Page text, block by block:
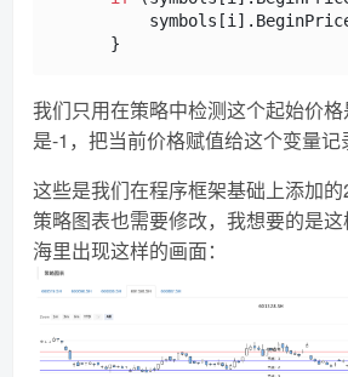
          symbols[i].
我们只用在策略中检测这个起始价
是-1，把当前价格赋值给这个变量记
这些是我们在程序框架基础上添加的
策略图表也需要修改，我想要的是
海里出现这样的画面：